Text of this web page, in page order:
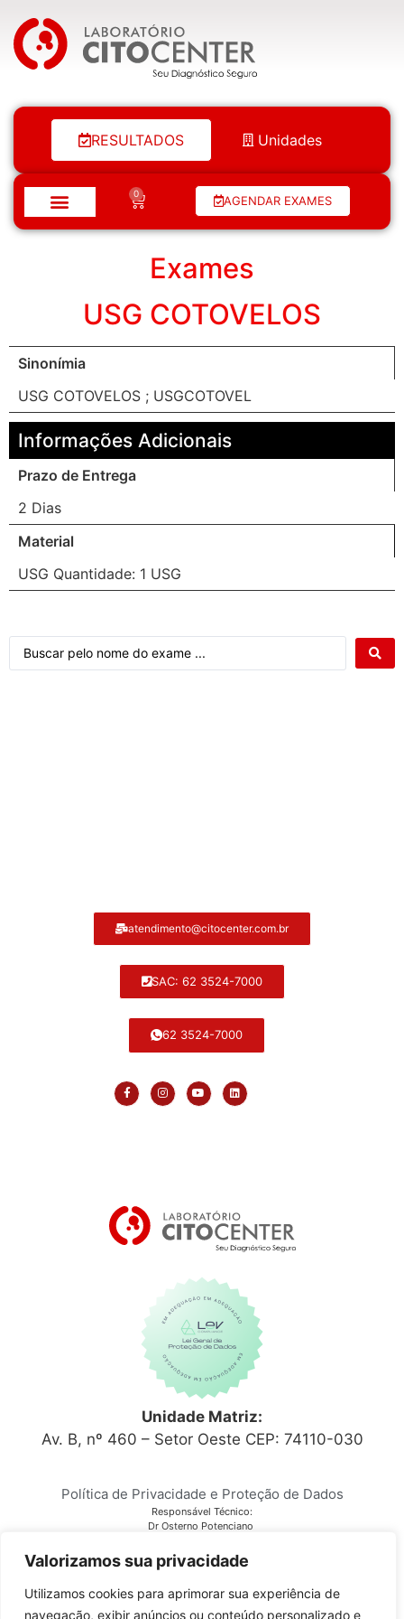
Valorizamos sua privacidade
Utilizamos cookies para aprimorar sua experiência de
navegação, exibir anúncios ou conteúdo personalizado e
Laboratório Citocenter
RESULTADOS Unidades
0 AGENDAR EXAMES
Exames
USG COTOVELOS
Sinonímia
USG COTOVELOS ; USGCOTOVEL
Informações Adicionais
Prazo de Entrega
2 Dias
Material
USG Quantidade: 1 USG
atendimento@citocenter.com.br
SAC: 62 3524-7000
62 3524-7000
Unidade Matriz:
Av. B, nº 460 – Setor Oeste CEP: 74110-030
Política de Privacidade e Proteção de Dados
Responsável Técnico:
Dr Osterno Potenciano
Laboratório Citocenter
CNPJ 03.810.678/0001-28